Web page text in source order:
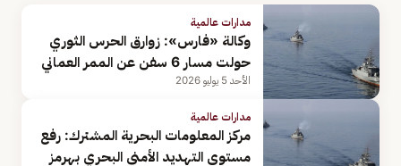
مدارات عالمية
وكالة «فارس»: زوارق الحرس الثوري
حولت مسار 6 سفن عن الممر العماني
الأحد 5 يوليو 2026
مدارات عالمية
مركز المعلومات البحرية المشترك: رفع
مستوى التهديد الأمني البحري بهرمز